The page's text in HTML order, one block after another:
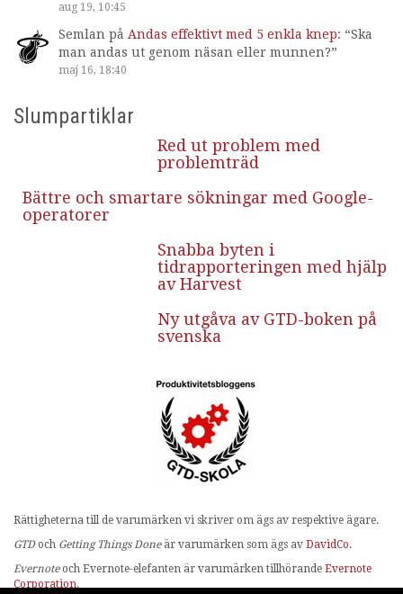
aug 19, 10:45
Semlan på Andas effektivt med 5 enkla knep: “Ska
man andas ut genom näsan eller munnen?”
maj 16, 18:40
Slumpartiklar
Red ut problem med
problemträd
Bättre och smartare sökningar med Google-
operatorer
Snabba byten i
tidrapporteringen med hjälp
av Harvest
Ny utgåva av GTD-boken på
svenska
Rättigheterna till de varumärken vi skriver om ägs av respektive ägare.
GTDoch Getting Things Doneär varumärken som ägs av DavidCo.
Evernoteoch Evernote-elefanten är varumärken tillhörande Evernote
Corporation.